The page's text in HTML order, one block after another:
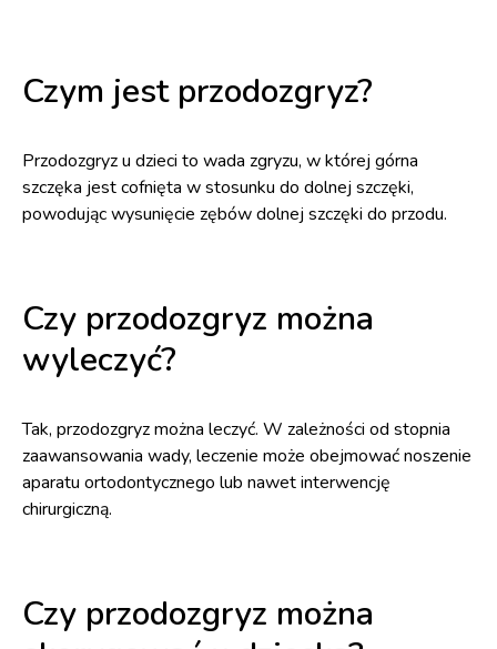
Czym jest przodozgryz?
Przodozgryz u dzieci to wada zgryzu, w której górna
szczęka jest cofnięta w stosunku do dolnej szczęki,
powodując wysunięcie zębów dolnej szczęki do przodu.
Czy przodozgryz można
wyleczyć?
Tak, przodozgryz można leczyć. W zależności od stopnia
zaawansowania wady, leczenie może obejmować noszenie
aparatu ortodontycznego lub nawet interwencję
chirurgiczną.
Czy przodozgryz można